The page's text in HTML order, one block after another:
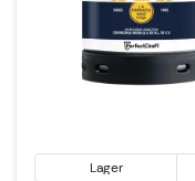
Lager